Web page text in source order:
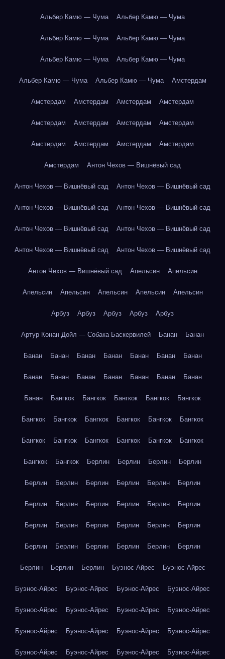
Альбер Камю — Чума Альбер Камю — Чума
Альбер Камю — Чума Альбер Камю — Чума
Альбер Камю — Чума Альбер Камю — Чума
Альбер Камю — Чума Альбер Камю — Чума Амстердам
Амстердам Амстердам Амстердам Амстердам
Амстердам Амстердам Амстердам Амстердам
Амстердам Амстердам Амстердам Амстердам
Амстердам Антон Чехов — Вишнёвый сад
Антон Чехов — Вишнёвый сад Антон Чехов — Вишнёвый сад
Антон Чехов — Вишнёвый сад Антон Чехов — Вишнёвый сад
Антон Чехов — Вишнёвый сад Антон Чехов — Вишнёвый сад
Антон Чехов — Вишнёвый сад Антон Чехов — Вишнёвый сад
Антон Чехов — Вишнёвый сад Апельсин Апельсин
Апельсин Апельсин Апельсин Апельсин Апельсин
Арбуз Арбуз Арбуз Арбуз Арбуз
Артур Конан Дойл — Собака Баскервилей Банан Банан
Банан Банан Банан Банан Банан Банан Банан
Банан Банан Банан Банан Банан Банан Банан
Банан Бангкок Бангкок Бангкок Бангкок Бангкок
Бангкок Бангкок Бангкок Бангкок Бангкок Бангкок
Бангкок Бангкок Бангкок Бангкок Бангкок Бангкок
Бангкок Бангкок Берлин Берлин Берлин Берлин
Берлин Берлин Берлин Берлин Берлин Берлин
Берлин Берлин Берлин Берлин Берлин Берлин
Берлин Берлин Берлин Берлин Берлин Берлин
Берлин Берлин Берлин Берлин Берлин Берлин
Берлин Берлин Берлин Буэнос-Айрес Буэнос-Айрес
Буэнос-Айрес Буэнос-Айрес Буэнос-Айрес Буэнос-Айрес
Буэнос-Айрес Буэнос-Айрес Буэнос-Айрес Буэнос-Айрес
Буэнос-Айрес Буэнос-Айрес Буэнос-Айрес Буэнос-Айрес
Буэнос-Айрес Буэнос-Айрес Буэнос-Айрес Буэнос-Айрес